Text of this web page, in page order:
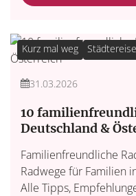
Kurz mal weg
31.03.2026
10
Deutschland &
Familienfreundliche
Radwege für Familien
Alle Tipps,